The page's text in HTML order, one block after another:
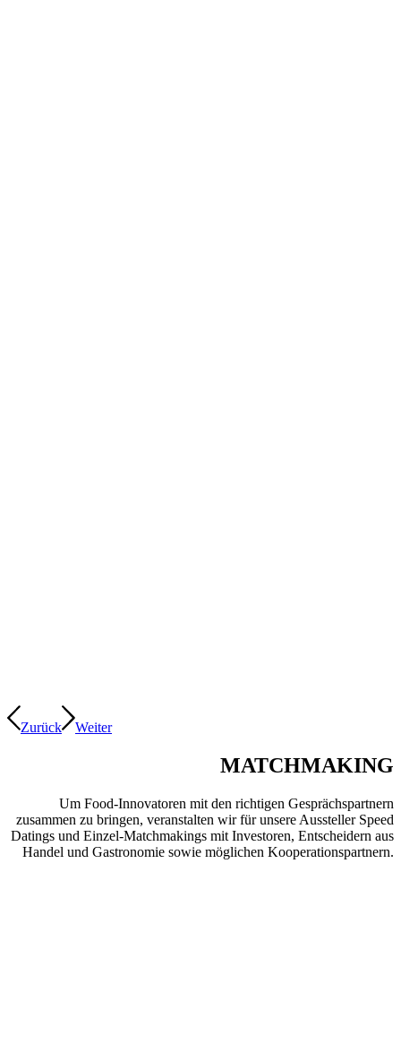
Zurück Weiter
MATCHMAKING
Um Food-Innovatoren mit den richtigen Gesprächspartnern
zusammen zu bringen, veranstalten wir für unsere Aussteller Speed
Datings und Einzel-Matchmakings mit Investoren, Entscheidern aus
Handel und Gastronomie sowie möglichen Kooperationspartnern.